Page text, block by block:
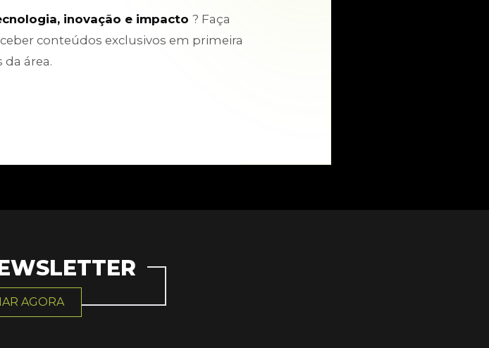
inovação e impacto ? Faça
conteúdos exclusivos em primeira
área.
AGORA